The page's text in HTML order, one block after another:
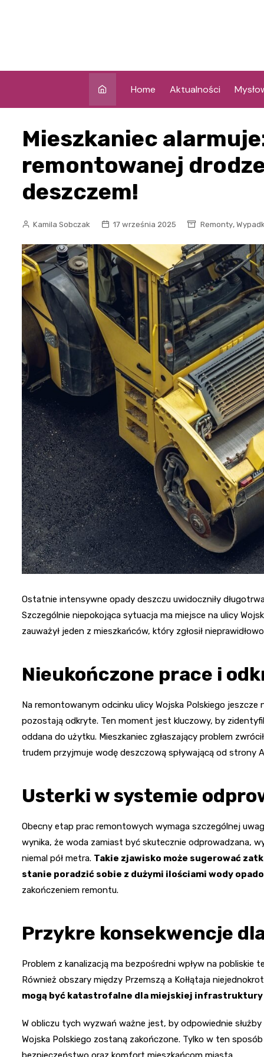
Home Aktualności
Mieszkaniec
remontowanej
deszczem!
Kamila Sobczak 17 września 2025 Remonty,
Ostatnie intensywne opady deszczu uwidoczniły
Szczególnie niepokojąca sytuacja ma miejsce na ulicy
zauważył jeden z mieszkańców, który zgłosił
Nieukończone prace i
Na remontowanym odcinku ulicy Wojska Polskiego
pozostają odkryte. Ten moment jest kluczowy, by
oddana do użytku. Mieszkaniec zgłaszający problem
trudem przyjmuje wodę deszczową spływającą od strony
Usterki w systemie
Obecny etap prac remontowych wymaga szczególnej
wynika, że woda zamiast być skutecznie odprowadzana,
niemal pół metra. Takie zjawisko może sugerować
stanie poradzić sobie z dużymi ilościami wody
zakończeniem remontu.
Przykre konsekwencje
Problem z kanalizacją ma bezpośredni wpływ na pobliskie
Również obszary między Przemszą a Kołłątaja
mogą być katastrofalne dla miejskiej
W obliczu tych wyzwań ważne jest, by odpowiednie
Wojska Polskiego zostaną zakończone. Tylko w ten